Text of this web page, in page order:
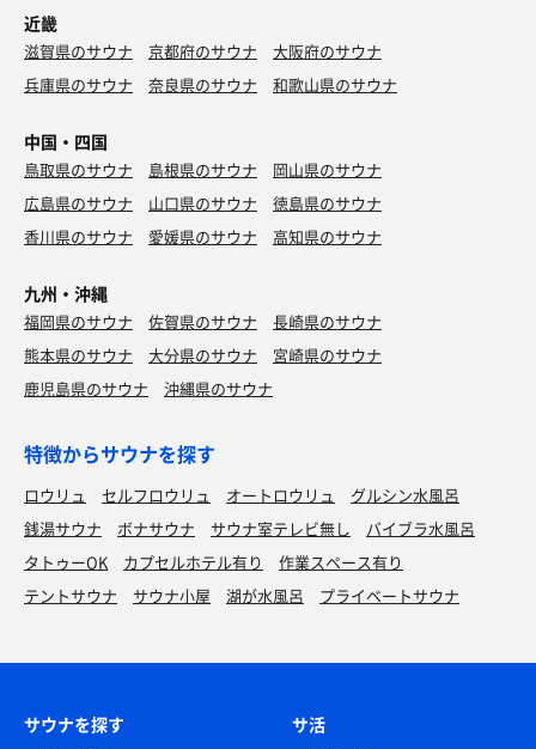
近畿
滋賀県のサウナ 京都府のサウナ
大阪府のサウナ
兵庫県のサウナ
奈良県のサウナ 和歌山県のサウナ
中国・四国
鳥取県のサウナ 島根県のサウナ
岡山県のサウナ
広島県のサウナ
山口県のサウナ
徳島県のサウナ
香川県のサウナ
愛媛県のサウナ 高知県のサウナ
九州・沖縄
福岡県のサウナ 佐賀県のサウナ
長崎県のサウナ
熊本県のサウナ
大分県のサウナ
宮崎県のサウナ
鹿児島県のサウナ
沖縄県のサウナ
特徴からサウナを探す
ロウリュ セルフロウリュ オートロウリュ
グルシン水風呂
銭湯サウナ
ボナサウナ サウナ室テレビ無し
バイブラ水風呂
タトゥーOK
カプセルホテル有り
作業スペース有り
テントサウナ
サウナ小屋 湖が水風呂 プライベートサウナ
サウナを探す サ活